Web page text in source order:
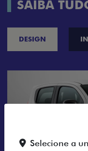
SAIBA
DESIGN
Selecione a